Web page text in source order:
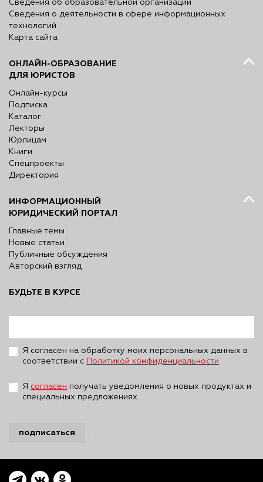
Сведения об образовательной организации
Сведения о деятельности в сфере информационных
технологий
Карта сайта
ОНЛАЙН-ОБРАЗОВАНИЕ
ДЛЯ ЮРИСТОВ
Онлайн-курсы
Подписка
Каталог
Лекторы
Юрлицам
Книги
Спецпроекты
Директория
ИНФОРМАЦИОННЫЙ
ЮРИДИЧЕСКИЙ ПОРТАЛ
Главные темы
Новые статьи
Публичные обсуждения
Авторский взгляд
БУДЬТЕ В КУРСЕ
Я согласен на обработку моих персональных данных в
соответствии с
Политикой конфиденциальности
Я согласен получать уведомления о новых продуктах и
специальных предложениях
подписаться